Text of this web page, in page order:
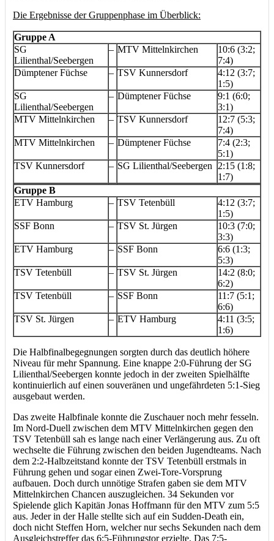
Die Ergebnisse der Gruppenphase im Überblick:
Gruppe A
SG
Lilienthal/Seebergen
– MTV Mittelnkirchen
10:6 (3:2;
7:4)
Dümptener Füchse
– TSV Kunnersdorf
4:12 (3:7;
1:5)
SG
Lilienthal/Seebergen
– Dümptener Füchse
9:1 (6:0;
3:1)
MTV Mittelnkirchen
– TSV Kunnersdorf
12:7 (5:3;
7:4)
MTV Mittelnkirchen
– Dümptener Füchse
7:4 (2:3;
5:1)
TSV Kunnersdorf
– SG Lilienthal/Seebergen
2:15 (1:8;
1:7)
Gruppe B
ETV Hamburg
– TSV Tetenbüll
4:12 (3:7;
1:5)
SSF Bonn
– TSV St. Jürgen
10:3 (7:0;
3:3)
ETV Hamburg
– SSF Bonn
6:6 (1:3;
5:3)
TSV Tetenbüll
– TSV St. Jürgen
14:2 (8:0;
6:2)
TSV Tetenbüll
– SSF Bonn
11:7 (5:1;
6:6)
TSV St. Jürgen
– ETV Hamburg
4:11 (3:5;
1:6)
Die Halbfinalbegegnungen sorgten durch das deutlich höhere
Niveau für mehr Spannung. Eine knappe 2:0-Führung der SG
Lilienthal/Seebergen konnte jedoch in der zweiten Spielhälfte
kontinuierlich auf einen souveränen und ungefährdeten 5:1-Sieg
ausgebaut werden.
Das zweite Halbfinale konnte die Zuschauer noch mehr fesseln.
Im Nord-Duell zwischen dem MTV Mittelnkirchen gegen den
TSV Tetenbüll sah es lange nach einer Verlängerung aus. Zu oft
wechselte die Führung zwischen den beiden Jugendteams. Nach
dem 2:2-Halbzeitstand konnte der TSV Tetenbüll erstmals in
Führung gehen und sogar einen Zwei-Tore-Vorsprung
aufbauen. Doch durch unnötige Strafen gaben sie dem MTV
Mittelnkirchen Chancen auszugleichen. 34 Sekunden vor
Spielende glich Kapitän Jonas Hoffmann für den MTV zum 5:5
aus. Jeder in der Halle stellte sich auf ein Sudden-Death ein,
doch nicht Steffen Horn, welcher nur sechs Sekunden nach dem
Ausgleichstreffer das 6:5-Führungstor erzielte. Das 7:5-